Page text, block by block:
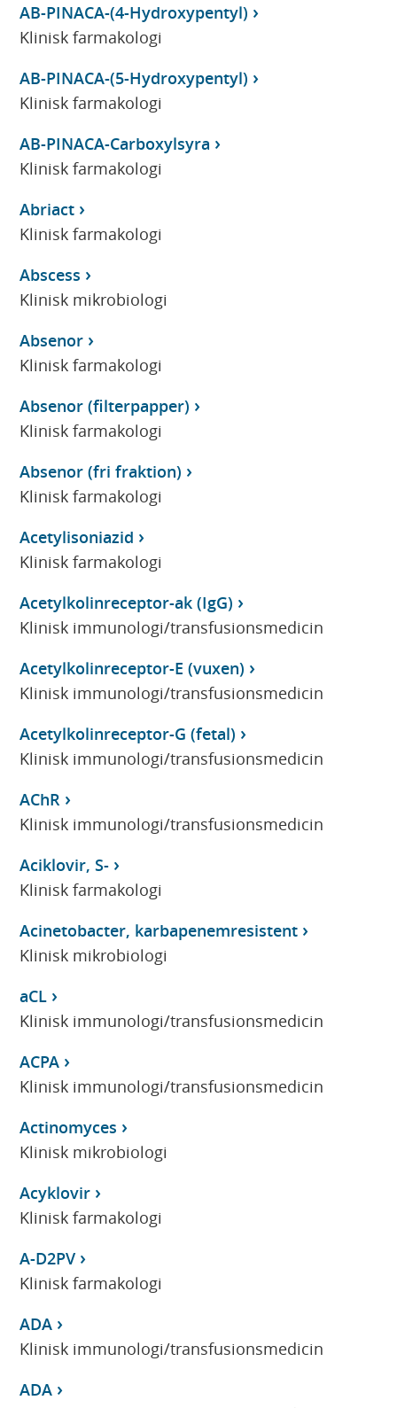
AB-PINACA-(4-Hydroxypentyl)
Klinisk farmakologi
AB-PINACA-(5-Hydroxypentyl)
Klinisk farmakologi
AB-PINACA-Carboxylsyra
Klinisk farmakologi
Abriact
Klinisk farmakologi
Abscess
Klinisk mikrobiologi
Absenor
Klinisk farmakologi
Absenor (filterpapper)
Klinisk farmakologi
Absenor (fri fraktion)
Klinisk farmakologi
Acetylisoniazid
Klinisk farmakologi
Acetylkolinreceptor-ak (IgG)
Klinisk immunologi/transfusionsmedicin
Acetylkolinreceptor-E (vuxen)
Klinisk immunologi/transfusionsmedicin
Acetylkolinreceptor-G (fetal)
Klinisk immunologi/transfusionsmedicin
AChR
Klinisk immunologi/transfusionsmedicin
Aciklovir, S-
Klinisk farmakologi
Acinetobacter, karbapenemresistent
Klinisk mikrobiologi
aCL
Klinisk immunologi/transfusionsmedicin
ACPA
Klinisk immunologi/transfusionsmedicin
Actinomyces
Klinisk mikrobiologi
Acyklovir
Klinisk farmakologi
A-D2PV
Klinisk farmakologi
ADA
Klinisk immunologi/transfusionsmedicin
ADA